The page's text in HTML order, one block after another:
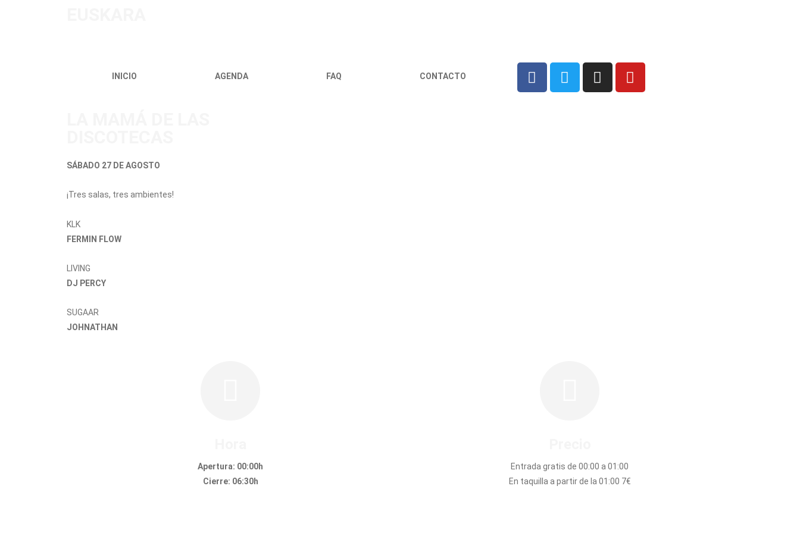
INICIO AGENDA FAQ CONTACTO
SÁBADO 27 DE AGOSTO
¡Tres salas, tres ambientes!
KLK
FERMIN FLOW
LIVING
DJ PERCY
SUGAAR
JOHNATHAN
Apertura: 00:00h
Cierre: 06:30h
Entrada gratis de 00:00 a 01:00
En taquilla a partir de la 01:00 7€